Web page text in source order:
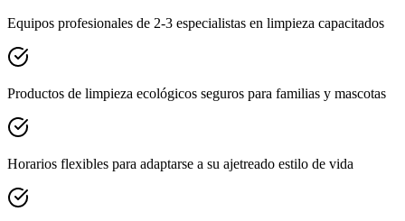
Equipos profesionales de 2-3 especialistas en limpieza capacitados
Productos de limpieza ecológicos seguros para familias y mascotas
Horarios flexibles para adaptarse a su ajetreado estilo de vida